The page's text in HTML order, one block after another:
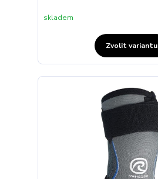
skladem
Zvolit variantu